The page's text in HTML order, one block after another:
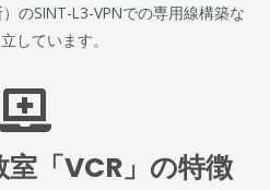
のSINT-L3-VPNでの専用線構築な
しています。
「VCR」の特徴